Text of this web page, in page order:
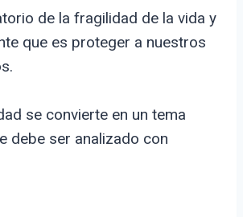
de la fragilidad de la vida y
que es proteger a nuestros
se convierte en un tema
debe ser analizado con